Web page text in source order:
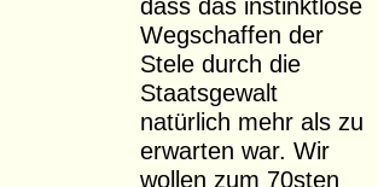
Wegschaffen der
Stele durch die
Staatsgewalt
natürlich mehr als zu
erwarten war. Wir
wollen zum 70sten